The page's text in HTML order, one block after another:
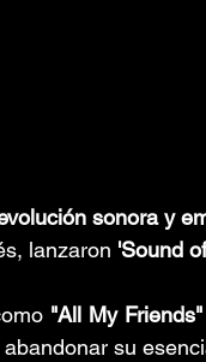
sonora y
lanzaron 'Sound
"All My Friends"
su